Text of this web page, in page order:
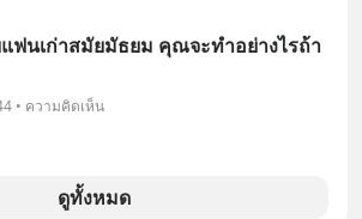
ฟนเก่าสมัยมัธยม คุณจะทำอย่างไรถ้า
• ความคิดเห็น
ดูทั้งหมด